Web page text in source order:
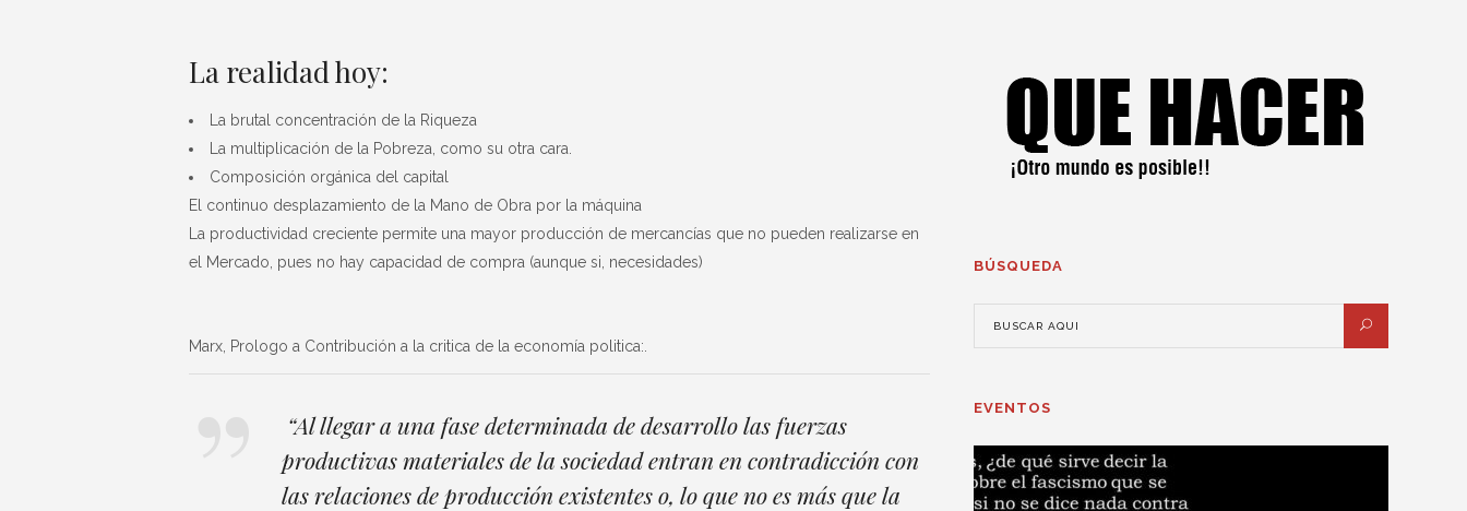
La realidad hoy:
La brutal concentración de la Riqueza
La multiplicación de la Pobreza, como su otra cara.
Composición orgánica del capital
El continuo desplazamiento de la Mano de Obra por la máquina
La productividad creciente permite una mayor producción de mercancías que no pueden realizarse en
el Mercado, pues no hay capacidad de compra (aunque si, necesidades)
Marx, Prologo a Contribución a la critica de la economía politica:.
“Al llegar a una fase determinada de desarrollo las fuerzas
productivas materiales de la sociedad entran en contradicción con
las relaciones de producción existentes o, lo que no es más que la
BÚSQUEDA
EVENTOS